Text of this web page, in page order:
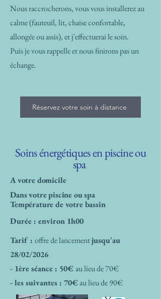
Nous raccrocherons, vous vous installerez au
calme (fauteuil, lit, chaise confortable,
allongée ou assis), et j'effectuerai le soin.
Puis je vous rappelle et nous finirons pas un
échange.
Réservez votre soin à distance
Soins énergétiques en piscine ou
spa
A votre domicile
Dans votre piscine ou spa
Température de votre bassin
Durée : environ 1h00
Tarif : offre de lancementjusqu'au
28/02/2026
- 1ère séance : 50€au lieu de 70€
- les suivantes : 70€au lieu de 90€